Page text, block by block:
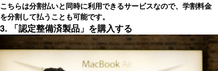
こちらは分割払いと同時に利用できるサービスなので、学割料金
を分割して払うことも可能です。
3. 「認定整備済製品」を購入する